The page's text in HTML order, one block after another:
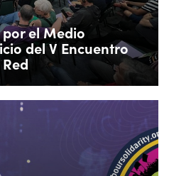
el Medio
del V Encuentro